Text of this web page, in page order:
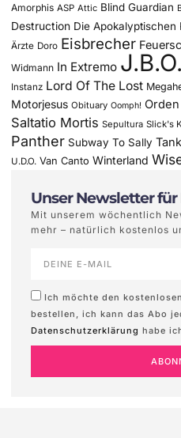
Amorphis ASP Attic Blind Guardian
Destruction Die Apokalyptischen
Ärzte Doro Eisbrecher
Widmann In Extremo J.B.O.
Instanz Lord Of The Lost
Motorjesus Obituary Oomph!
Saltatio Mortis Sepultura Slick's
Panther Subway To Sally
U.D.O. Van Canto Winterland
Unser Newsletter für
Mit unserem wöchentlich
mehr – natürlich kostenlos
Ich möchte den
bestellen, ich kann das Abo
Datenschutzerklärung habe